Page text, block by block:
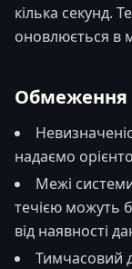
кілька секунд.
оновлюється в
Обмеження
надаємо
Межі
течією можуть
від наявності
Тимчасовий